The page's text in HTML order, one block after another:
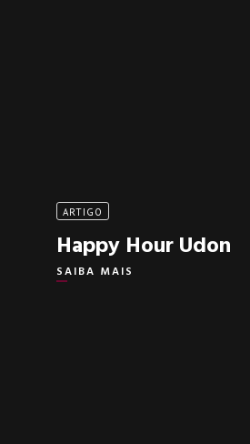
ARTIGO
Happy Hour Udon
SAIBA MAIS